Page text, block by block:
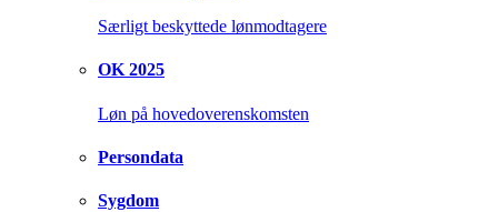
Særligt beskyttede lønmodtagere
OK 2025
Løn på hovedoverenskomsten
Persondata
Sygdom